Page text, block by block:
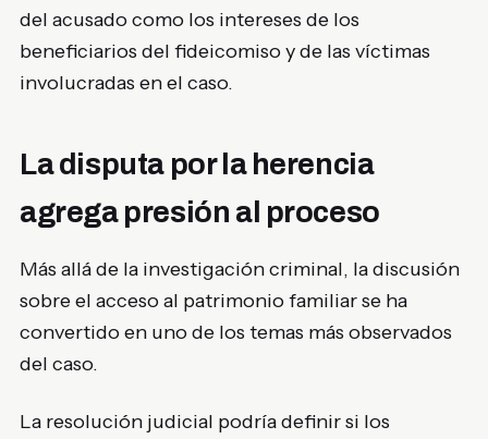
del acusado como los intereses de los
beneficiarios del fideicomiso y de las víctimas
involucradas en el caso.
La disputa por la herencia
agrega presión al proceso
Más allá de la investigación criminal, la discusión
sobre el acceso al patrimonio familiar se ha
convertido en uno de los temas más observados
del caso.
La resolución judicial podría definir si los